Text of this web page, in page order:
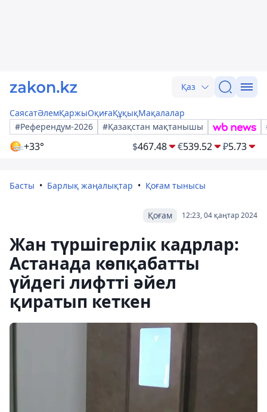
Қаз
СаясатӘлемҚаржыОқиғаҚұқықМақалалар
#Референдум-2026
#Қазақстан мақтанышы
+33° $467.48 €539.52 ₽5.73
Басты Барлық жаңалықтар Қоғам тынысы
12:23, 04 қаңтар 2024
Қоғам
Жан түршігерлік кадрлар:
Астанада көпқабатты
үйдегі лифтті әйел
қиратып кеткен